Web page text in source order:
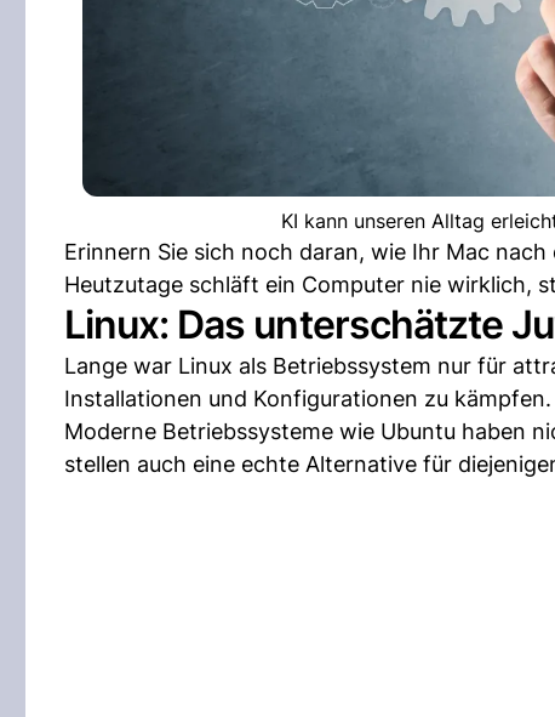
KI kann unseren Alltag
Erinnern Sie sich noch daran, wie Ihr Mac
Heutzutage schläft ein Computer nie wirklich,
Linux: Das unterschätzte
Lange war Linux als Betriebssystem nur für
Installationen und Konfigurationen zu
Moderne Betriebssysteme wie Ubuntu haben
stellen auch eine echte Alternative für